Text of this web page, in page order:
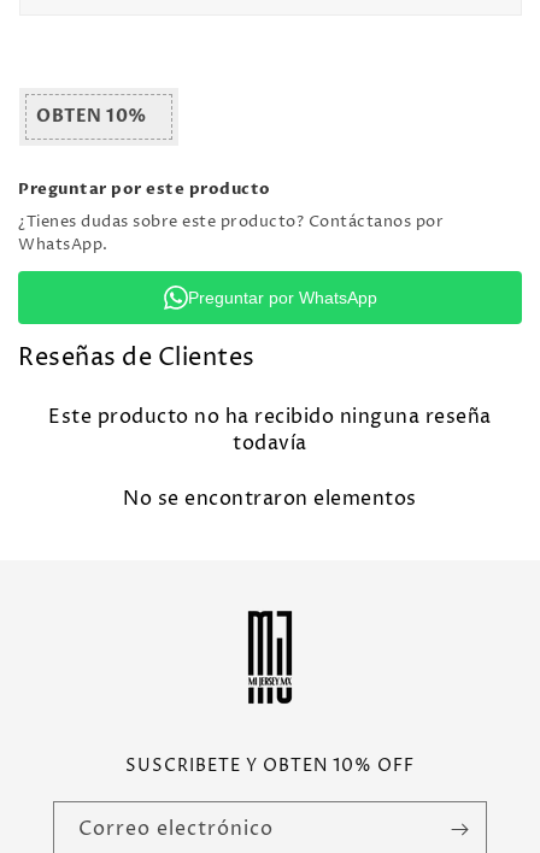
OBTEN 10%
Preguntar por este producto
¿Tienes dudas sobre este producto? Contáctanos por
WhatsApp.
Preguntar por WhatsApp
Reseñas de Clientes
Este producto no ha recibido ninguna reseña
todavía
No se encontraron elementos
SUSCRIBETE Y OBTEN 10% OFF
Correo electrónico